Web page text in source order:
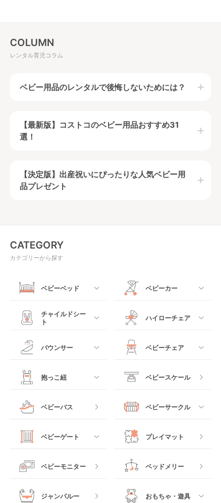
COLUMN
レンタル育児コラム
ベビー用品のレンタルで後悔しないためには？
できるのがベビー用品レンタルの特徴です。
ベビー用品のレンタルで後悔しないためには、ベビー
購入するべきか、そもそも導入するべきかきちんと見
極めましょう。
ベビー用品レンタルのメリット＆デメリッ
レンタルが安いベビー用品！選び方もご紹
介！
ベビー用品レンタルのメリット＆デメリッ
ベビー用品レンタルのメリット
コストの節約
ベビー用品をレンタルする1番の理由は、なんと言って
もコストの節約です。レンタルでは一定の期間だけ借
ます。赤ちゃんは成長スピードが非常に速い為、２～
３か月しか使わなかったり、使用頻度・使える期間が
ば、必要な期間だけレンタル可能ですので、購入に比
べてコストを抑えることができます。
【最新版】コストコのベビー用品おすすめ31
選！
コストコはベビー用品がとても充実しているのを知っ
で、コストコにはベビー用品が一通り揃っており、他
店より安いことが多いのです。今回はコストコのベビ
ー用品おすすめ31選をご紹介します。
【決定版】出産祝いにぴったりな人気ベビー用
品プレゼント
【決定版】出産祝いにぴったりな人気ベビー用
品プレゼント
出産祝いを選ぶ時に気をつけた方がいいことや、ベビ
読めば出産祝いでのプレゼントの悩みもなくなるは
ず。
もっと見る
CATEGORY
カテゴリーから探す
ベビーベッド
すべて
レギュラーサイズベビ
ベッドインベッド
クーファン
マットレス・布団
ベビーベッドその他
ベビーカー
すべて
ベビーカーその他
チャイルドシー
ト
すべて
ジュニアシート
チャイルドシートその
他
ハイローチェア
すべて
バウンサー
すべて
ロッキングタイプ
ベビーチェア
すべて
テーブルチェア
抱っこ紐
すべて
抱っこ紐その他
ベビースケール
ベビーバス ベビーサークル
すべて
ベビーゲート
すべて
プレイマット
ベビーモニター ベッドメリー
ジャンパルー おもちゃ・遊具